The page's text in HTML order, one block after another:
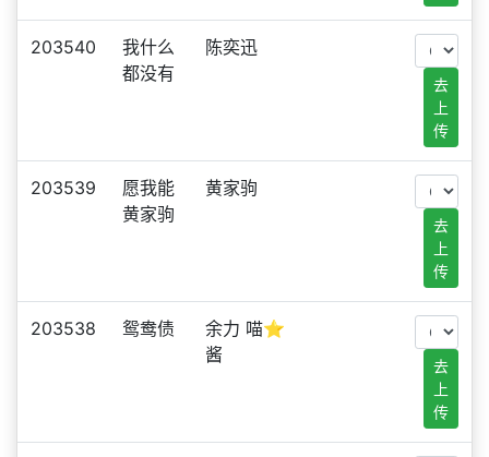
203540
我什么
都没有
陈奕迅
去
上
传
203539
愿我能
黄家驹
黄家驹
去
上
传
203538 鸳鸯债
余力 喵⭐
酱
去
上
传